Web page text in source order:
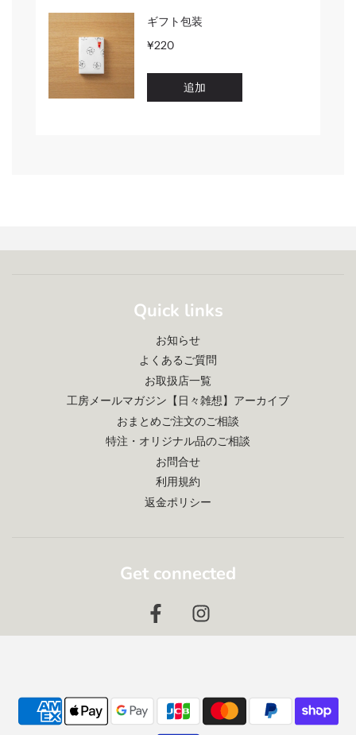
Quick links
お知らせ
よくあるご質問
お取扱店一覧
工房メールマガジン【日々雑想】アーカイブ
おまとめご注文のご相談
特注・オリジナル品のご相談
お問合せ
利用規約
返金ポリシー
Get connected